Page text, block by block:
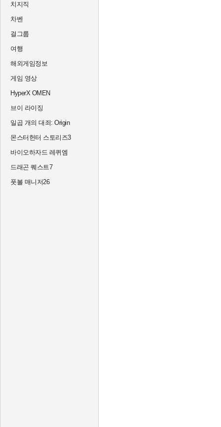
치지직
차벤
걸그룹
여행
해외게임정보
게임 영상
HyperX OMEN
브이 라이징
일곱 개의 대죄: Origin
몬스터헌터 스토리즈3
바이오하자드 레퀴엠
드래곤 퀘스트7
풋볼 매니저26